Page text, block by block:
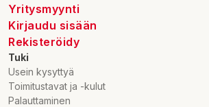
Yritysmyynti
Kirjaudu sisään
Rekisteröidy
Tuki
Usein kysyttyä
Toimitustavat ja -kulut
Palauttaminen